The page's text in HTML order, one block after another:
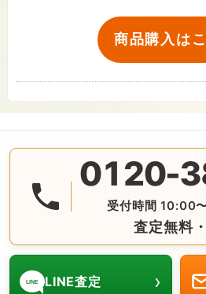
商品購入は
0120-
受付時間 10:00
査定無料
無料の電話査定・見積もり
LINE LINE査定 ›